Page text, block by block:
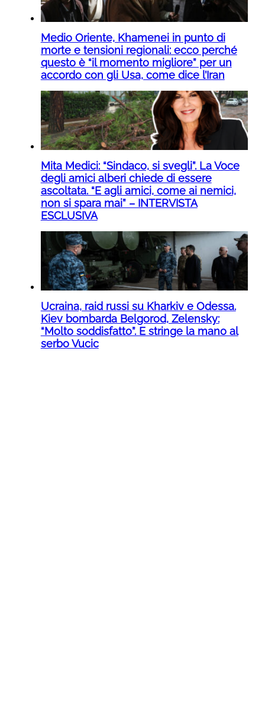
Medio Oriente, Khamenei in punto di
morte e tensioni regionali: ecco perché
questo è “il momento migliore” per un
accordo con gli Usa, come dice l’Iran
Mita Medici: “Sindaco, si svegli”. La Voce
degli amici alberi chiede di essere
ascoltata. “E agli amici, come ai nemici,
non si spara mai” – INTERVISTA
ESCLUSIVA
Ucraina, raid russi su Kharkiv e Odessa.
Kiev bombarda Belgorod, Zelensky:
“Molto soddisfatto”. E stringe la mano al
serbo Vucic